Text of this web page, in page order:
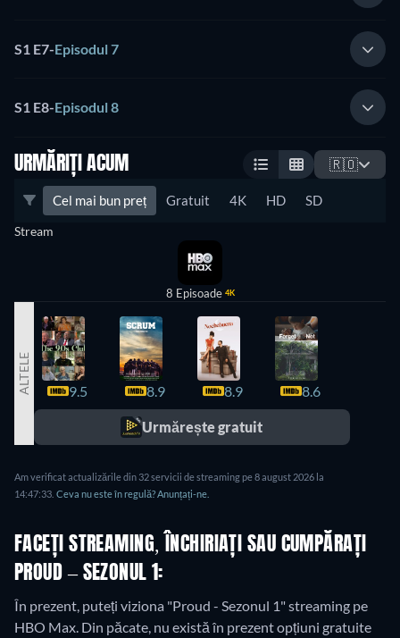
S1 E7-Episodul 7
S1 E8-Episodul 8
URMĂRIȚI ACUM 🇷🇴
Cel mai bun preț Gratuit 4K HD SD
Stream
8 Episoade 4K
ALTELE 9.5 8.9 8.9 8.6
Urmărește gratuit
Am verificat actualizările din 32 servicii de streaming pe 8 august 2026 la
14:47:33. Ceva nu este în regulă? Anunțați-ne.
FACEȚI STREAMING, ÎNCHIRIAȚI SAU CUMPĂRAȚI
PROUD – SEZONUL 1:
În prezent, puteți viziona "Proud - Sezonul 1" streaming pe
HBO Max. Din păcate, nu există în prezent opțiuni gratuite